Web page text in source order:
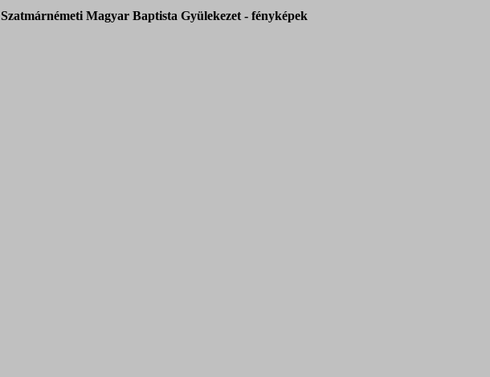
Szatmárnémeti Magyar Baptista Gyülekezet - fényképek